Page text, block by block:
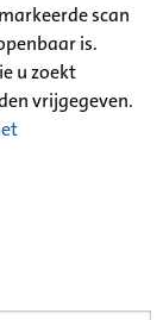
scan
is.
u zoekt
vrijgegeven.